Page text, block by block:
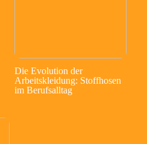
Die Evolution der
Arbeitskleidung: Stoffhosen
im Berufsalltag